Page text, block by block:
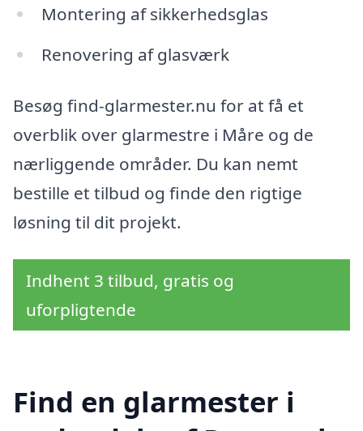
Montering af sikkerhedsglas
Renovering af glasværk
Besøg find-glarmester.nu for at få et
overblik over glarmestre i Måre og de
nærliggende områder. Du kan nemt
bestille et tilbud og finde den rigtige
løsning til dit projekt.
Indhent 3 tilbud, gratis og
uforpligtende
Find en glarmester i